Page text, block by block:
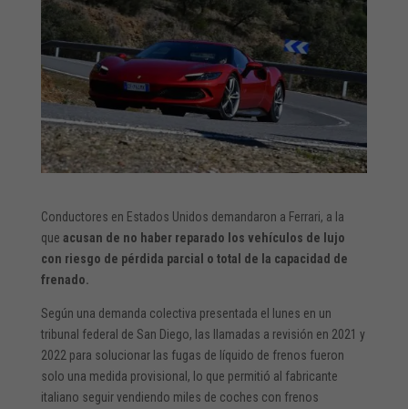
Conductores en Estados Unidos demandaron a Ferrari, a la
que acusan de no haber reparado los vehículos de lujo
con riesgo de pérdida parcial o total de la capacidad de
frenado.
Según una demanda colectiva presentada el lunes en un
tribunal federal de San Diego, las llamadas a revisión en 2021 y
2022 para solucionar las fugas de líquido de frenos fueron
solo una medida provisional, lo que permitió al fabricante
italiano seguir vendiendo miles de coches con frenos